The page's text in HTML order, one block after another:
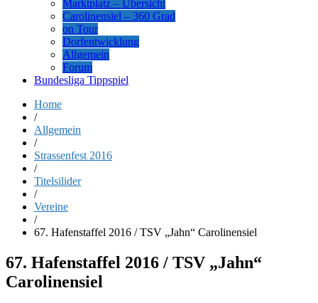
Marktplatz – Übersicht
Carolinensiel – 360 Grad
on Tour
Dorfentwicklung
Allgemein
Forum
Bundesliga Tippspiel
Home
/
Allgemein
/
Strassenfest 2016
/
Titelsilider
/
Vereine
/
67. Hafenstaffel 2016 / TSV „Jahn“ Carolinensiel
67. Hafenstaffel 2016 / TSV „Jahn“
Carolinensiel